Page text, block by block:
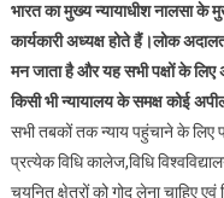
भारत का मुख्य न्यायाधीश नालसा के
कार्यकारी अध्यक्ष होते हैं।लोक
मन जाता है और यह सभी पक्षों के
किसी भी न्यायालय के समक्ष कोई
सभी तबकों तक न्याय पहुंचाने के लिए
प्रत्येक विधि कालेज,विधि
चयनित क्षेत्रों को गोद लेना चाहिए